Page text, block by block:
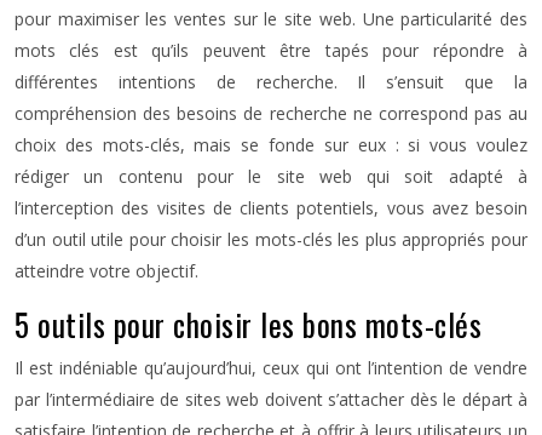
pour maximiser les ventes sur le site web. Une particularité des
mots clés est qu’ils peuvent être tapés pour répondre à
différentes intentions de recherche. Il s’ensuit que la
compréhension des besoins de recherche ne correspond pas au
choix des mots-clés, mais se fonde sur eux : si vous voulez
rédiger un contenu pour le site web qui soit adapté à
l’interception des visites de clients potentiels, vous avez besoin
d’un outil utile pour choisir les mots-clés les plus appropriés pour
atteindre votre objectif.
5 outils pour choisir les bons mots-clés
Il est indéniable qu’aujourd’hui, ceux qui ont l’intention de vendre
par l’intermédiaire de sites web doivent s’attacher dès le départ à